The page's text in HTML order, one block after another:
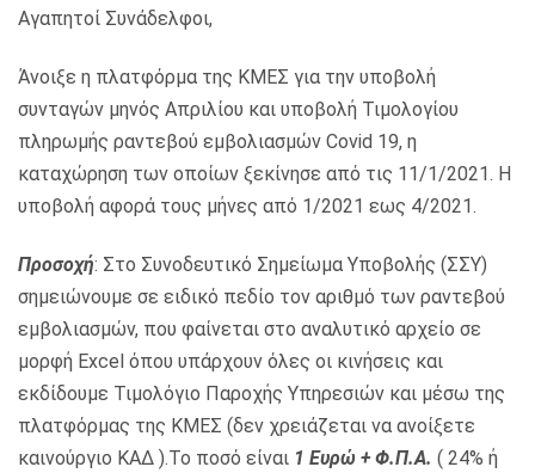
Αγαπητοί Συνάδελφοι,
Άνοιξε η πλατφόρμα της ΚΜΕΣ για την υποβολή
συνταγών μηνός Απριλίου και υποβολή Τιμολογίου
πληρωμής ραντεβού εμβολιασμών Covid 19, η
καταχώρηση των οποίων ξεκίνησε από τις 11/1/2021. Η
υποβολή αφορά τους μήνες από 1/2021 εως 4/2021.
Προσοχή: Στο Συνοδευτικό Σημείωμα Υποβολής (ΣΣΥ)
σημειώνουμε σε ειδικό πεδίο τον αριθμό των ραντεβού
εμβολιασμών, που φαίνεται στο αναλυτικό αρχείο σε
μορφή Excel όπου υπάρχουν όλες οι κινήσεις και
εκδίδουμε Τιμολόγιο Παροχής Υπηρεσιών και μέσω της
πλατφόρμας της ΚΜΕΣ (δεν χρειάζεται να ανοίξετε
καινούργιο ΚΑΔ ).Το ποσό είναι 1 Ευρώ + Φ.Π.Α. ( 24% ή